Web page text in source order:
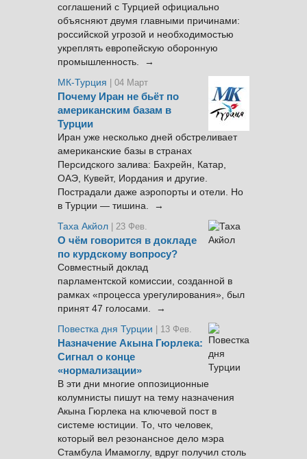
соглашений с Турцией официально
объясняют двумя главными причинами:
российской угрозой и необходимостью
укреплять европейскую оборонную
промышленность. →
МК-Турция | 04 Март
Почему Иран не бьёт по
американским базам в
Турции
Иран уже несколько дней обстреливает
американские базы в странах
Персидского залива: Бахрейн, Катар,
ОАЭ, Кувейт, Иордания и другие.
Пострадали даже аэропорты и отели. Но
в Турции — тишина. →
Таха Акйол | 23 Фев.
О чём говорится в докладе
по курдскому вопросу?
Совместный доклад
парламентской комиссии, созданной в
рамках «процесса урегулирования», был
принят 47 голосами. →
Повестка дня Турции | 13 Фев.
Назначение Акына Гюрлека:
Сигнал о конце
«нормализации»
В эти дни многие оппозиционные
колумнисты пишут на тему назначения
Акына Гюрлека на ключевой пост в
системе юстиции. То, что человек,
который вел резонансное дело мэра
Стамбула Имамоглу, вдруг получил столь